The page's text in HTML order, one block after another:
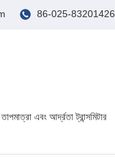
86-025-83201426
এবং আর্দ্রতা ট্রান্সমিটার